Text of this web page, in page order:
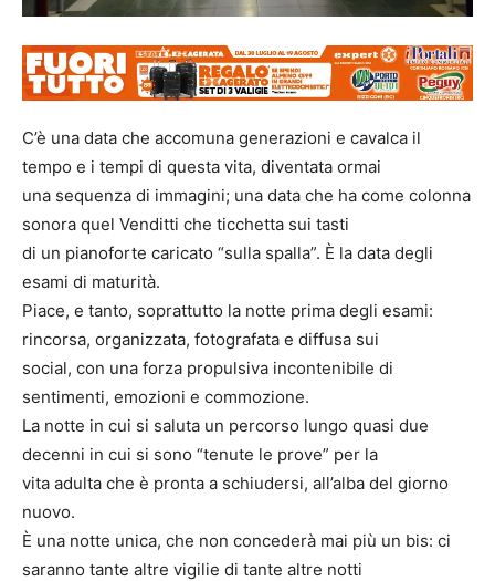
C’è una data che accomuna generazioni e cavalca il
tempo e i tempi di questa vita, diventata ormai
una sequenza di immagini; una data che ha come colonna
sonora quel Venditti che ticchetta sui tasti
di un pianoforte caricato “sulla spalla”. È la data degli
esami di maturità.
Piace, e tanto, soprattutto la notte prima degli esami:
rincorsa, organizzata, fotografata e diffusa sui
social, con una forza propulsiva incontenibile di
sentimenti, emozioni e commozione.
La notte in cui si saluta un percorso lungo quasi due
decenni in cui si sono “tenute le prove” per la
vita adulta che è pronta a schiudersi, all’alba del giorno
nuovo.
È una notte unica, che non concederà mai più un bis: ci
saranno tante altre vigilie di tante altre notti